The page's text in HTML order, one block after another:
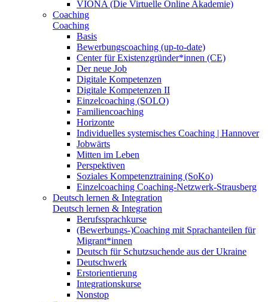
VIONA (Die Virtuelle Online Akademie)
Coaching
Coaching
Basis
Bewerbungscoaching (up-to-date)
Center für Existenzgründer*innen (CE)
Der neue Job
Digitale Kompetenzen
Digitale Kompetenzen II
Einzelcoaching (SOLO)
Familiencoaching
Horizonte
Individuelles systemisches Coaching | Hannover
Jobwärts
Mitten im Leben
Perspektiven
Soziales Kompetenztraining (SoKo)
Einzelcoaching Coaching-Netzwerk-Strausberg
Deutsch lernen & Integration
Deutsch lernen & Integration
Berufssprachkurse
(Bewerbungs-)Coaching mit Sprachanteilen für
Migrant*innen
Deutsch für Schutzsuchende aus der Ukraine
Deutschwerk
Erstorientierung
Integrationskurse
Nonstop